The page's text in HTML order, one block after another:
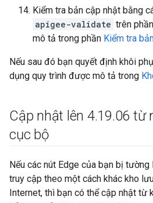
Kiểm tra bản cập nhật bằng
apigee-validate trên
mô tả trong phần Kiểm tra
Nếu sau đó bạn quyết định khôi
dụng quy trình được mô tả trong
Cập nhật lên 4.19.06 từ
cục bộ
Nếu các nút Edge của bạn bị
truy cập theo một cách khác kho
Internet, thì bạn có thể cập nhật từ